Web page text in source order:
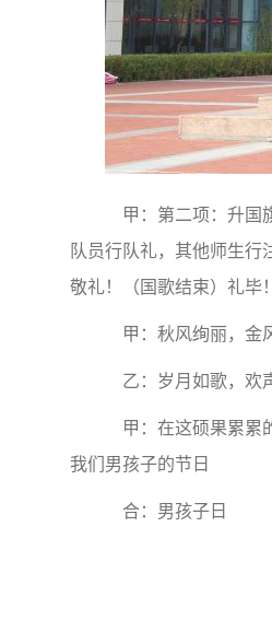
甲：第二项：升国
队员行队礼，其他师生行
敬礼！（国歌结束）礼毕！
甲：秋风绚丽
乙：岁月如歌，欢
甲：在这硕果累累
我们男孩子的节日
合：男孩子日